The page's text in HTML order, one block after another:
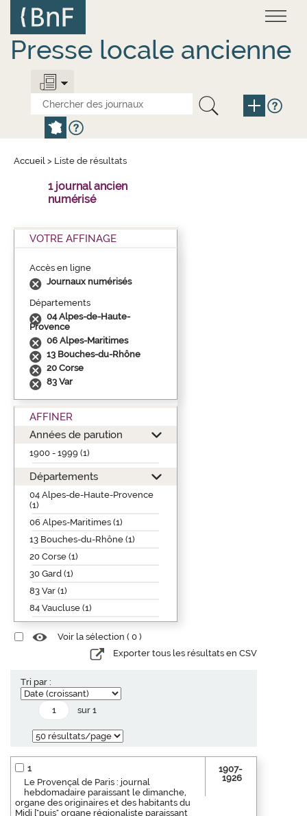
contenu
principal
Presse locale ancienne
Accueil > Liste de résultats
1 journal ancien
numérisé
VOTRE AFFINAGE
Accès en ligne
Journaux numérisés
Départements
04 Alpes-de-Haute-
Provence
06 Alpes-Maritimes
13 Bouches-du-Rhône
20 Corse
83 Var
AFFINER
Années de parution
1900 - 1999 (1)
Départements
04 Alpes-de-Haute-Provence
(1)
06 Alpes-Maritimes (1)
13 Bouches-du-Rhône (1)
20 Corse (1)
30 Gard (1)
83 Var (1)
84 Vaucluse (1)
Voir la sélection ( 0 )
Exporter tous les résultats en CSV
Tri par :
sur 1
1
Le Provençal de Paris : journal
hebdomadaire paraissant le dimanche,
organe des originaires et des habitants du
Midi ["puis" organe régionaliste paraissant
1907-
1926
Panneau de gestion des cookies